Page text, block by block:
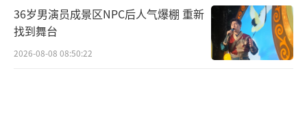
星纪元ET订单突破13000+台。
（责任编辑：卢其龙 C
36岁男演员成景区NPC后人气爆棚 重新
找到舞台
2026-08-08 08:50:22